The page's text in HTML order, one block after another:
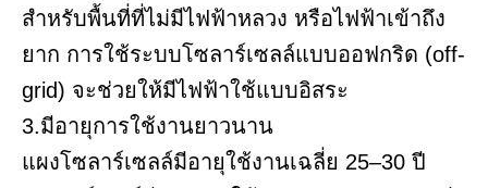
สำหรับพื้นที่ที่ไม่มีไฟฟ้าหลวง หรือไฟฟ้าเข้าถึง
ยาก การใช้ระบบโซลาร์เซลล์แบบออฟกริด (off-
grid) จะช่วยให้มีไฟฟ้าใช้แบบอิสระ
3.มีอายุการใช้งานยาวนาน
แผงโซลาร์เซลล์มีอายุใช้งานเฉลี่ย 25–30 ปี